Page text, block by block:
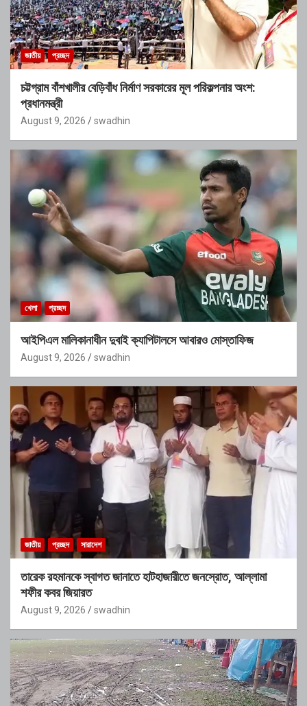
জাতীয় প্রচ্ছদ
চট্টগ্রাম বাঁশখালীর বেড়িবাঁধ নির্মাণ সরকারের মূল পরিকল্পনার অংশ:
প্রধানমন্ত্রী
August 9, 2026 swadhin
খেলা প্রচ্ছদ
আইপিএল মালিকানাধীন দুবাই ক্যাপিটালসে আবারও মোস্তাফিজ
August 9, 2026 swadhin
জাতীয় প্রচ্ছদ সারাদেশ
তারেক রহমানকে স্বাগত জানাতে হাটহাজারীতে জনস্রোত, আল্লামা
শফীর কবর জিয়ারত
August 9, 2026 swadhin